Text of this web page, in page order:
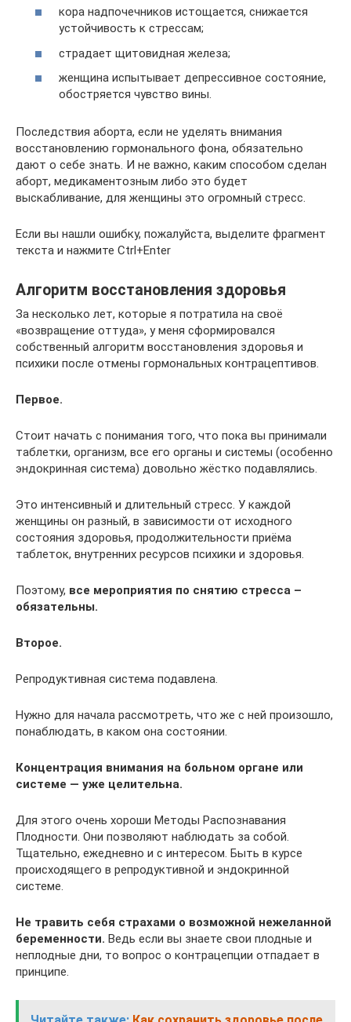
кора надпочечников истощается, снижается
устойчивость к стрессам;
страдает щитовидная железа;
женщина испытывает депрессивное состояние,
обостряется чувство вины.
Последствия аборта, если не уделять внимания
восстановлению гормонального фона, обязательно
дают о себе знать. И не важно, каким способом сделан
аборт, медикаментозным либо это будет
выскабливание, для женщины это огромный стресс.
Если вы нашли ошибку, пожалуйста, выделите фрагмент
текста и нажмите Ctrl+Enter
Алгоритм восстановления здоровья
За несколько лет, которые я потратила на своё
«возвращение оттуда», у меня сформировался
собственный алгоритм восстановления здоровья и
психики после отмены гормональных контрацептивов.
Первое.
Стоит начать с понимания того, что пока вы принимали
таблетки, организм, все его органы и системы (особенно
эндокринная система) довольно жёстко подавлялись.
Это интенсивный и длительный стресс. У каждой
женщины он разный, в зависимости от исходного
состояния здоровья, продолжительности приёма
таблеток, внутренних ресурсов психики и здоровья.
Поэтому, все мероприятия по снятию стресса –
обязательны.
Второе.
Репродуктивная система подавлена.
Нужно для начала рассмотреть, что же с ней произошло,
понаблюдать, в каком она состоянии.
Концентрация внимания на больном органе или
системе — уже целительна.
Для этого очень хороши Методы Распознавания
Плодности. Они позволяют наблюдать за собой.
Тщательно, ежедневно и с интересом. Быть в курсе
происходящего в репродуктивной и эндокринной
системе.
Не травить себя страхами о возможной нежеланной
беременности. Ведь если вы знаете свои плодные и
неплодные дни, то вопрос о контрацепции отпадает в
принципе.